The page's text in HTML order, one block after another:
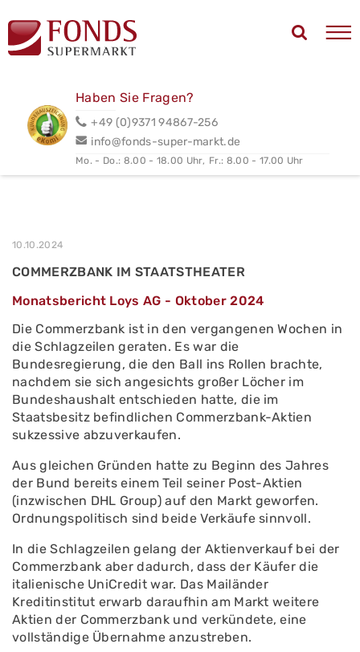
Haben Sie Fragen?
+49 (0)9371 94867-256
info@fonds-super-markt.de
Mo. - Do.: 8.00 - 18.00 Uhr, Fr.: 8.00 - 17.00 Uhr
10.10.2024
COMMERZBANK IM STAATSTHEATER
Monatsbericht Loys AG - Oktober 2024
Die Commerzbank ist in den vergangenen Wochen in
die Schlagzeilen geraten. Es war die
Bundesregierung, die den Ball ins Rollen brachte,
nachdem sie sich angesichts großer Löcher im
Bundeshaushalt entschieden hatte, die im
Staatsbesitz befindlichen Commerzbank-Aktien
sukzessive abzuverkaufen.
Aus gleichen Gründen hatte zu Beginn des Jahres
der Bund bereits einem Teil seiner Post-Aktien
(inzwischen DHL Group) auf den Markt geworfen.
Ordnungspolitisch sind beide Verkäufe sinnvoll.
In die Schlagzeilen gelang der Aktienverkauf bei der
Commerzbank aber dadurch, dass der Käufer die
italienische UniCredit war. Das Mailänder
Kreditinstitut erwarb daraufhin am Markt weitere
Aktien der Commerzbank und verkündete, eine
vollständige Übernahme anzustreben.